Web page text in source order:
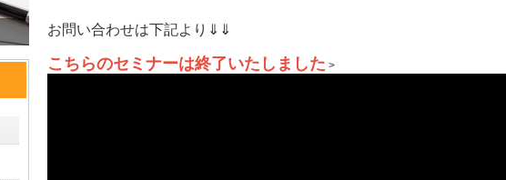
お問い合わせは下記より⇓⇓
こちらのセミナーは終了いたしました >